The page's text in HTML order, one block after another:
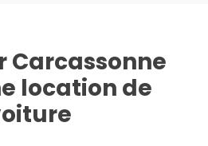
Carcassonne
location de